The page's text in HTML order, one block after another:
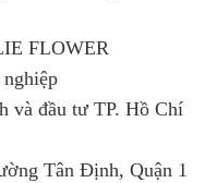
FLOWER
và đầu tư TP. Hồ Chí
Tân Định, Quận 1